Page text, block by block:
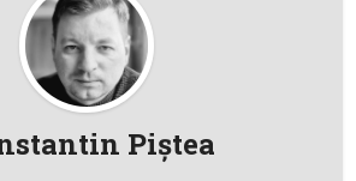
Piştea